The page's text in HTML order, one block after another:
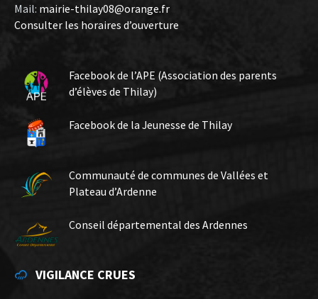
Mail: mairie-thilay08@orange.fr
Consulter les horaires d’ouverture
Facebook de l’APE (Association des parents
d’élèves de Thilay)
Facebook de la Jeunesse de Thilay
Communauté de communes de Vallées et
Plateau d’Ardenne
Conseil départemental des Ardennes
VIGILANCE CRUES